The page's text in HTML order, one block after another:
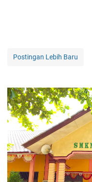
Postingan Lebih Baru